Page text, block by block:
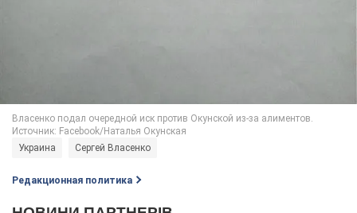
Украина Сергей Власенко
Редакционная политика